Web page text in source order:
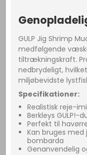
GULP Jig Shrimp
medfølgende
tiltrækningskraft.
nedbrydeligt,
miljøbevidste
Specifikationer:
Realistisk reje-
Berkleys
Perfekt til
Kan bruges med
bombarda
Genanvendelig